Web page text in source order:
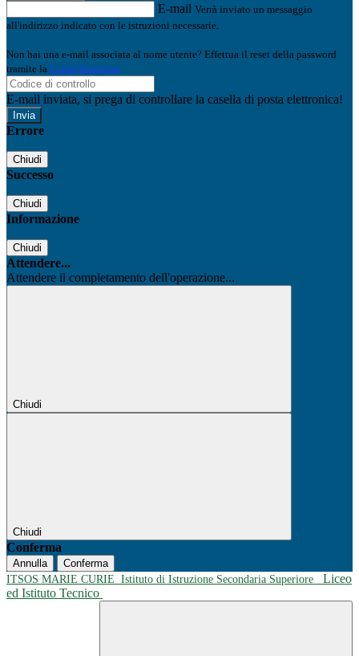
E-mail Verrà inviato un messaggio
all'indirizzo indicato con le istruzioni necessarie.
Non hai una e-mail associata al nome utente? Effettua il reset della password
tramite la Login Spaggiari
E-mail inviata, si prega di controllare la casella di posta elettronica!
Errore
Chiudi
Successo
Chiudi
Informazione
Chiudi
Attendere...
Attendere il completamento dell'operazione...
Chiudi
Chiudi
Conferma
Annulla
Conferma
ITSOS MARIE CURIE Istituto di Istruzione Secondaria Superiore
Liceo
ed Istituto Tecnico